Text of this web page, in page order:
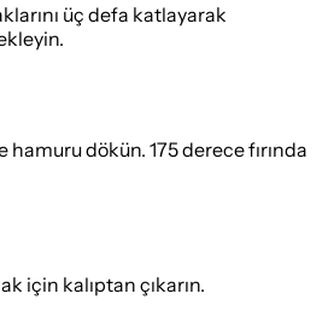
üç defa katlayarak
hamuru dökün. 175 derece fırında
için kalıptan çıkarın.